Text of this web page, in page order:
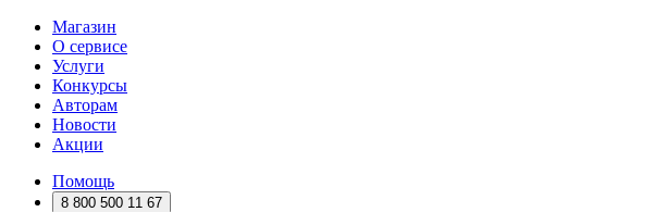
Магазин
О сервисе
Услуги
Конкурсы
Авторам
Новости
Акции
Помощь
8 800 500 11 67